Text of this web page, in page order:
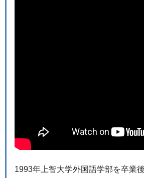
1993年上智大学外国語学部を卒業